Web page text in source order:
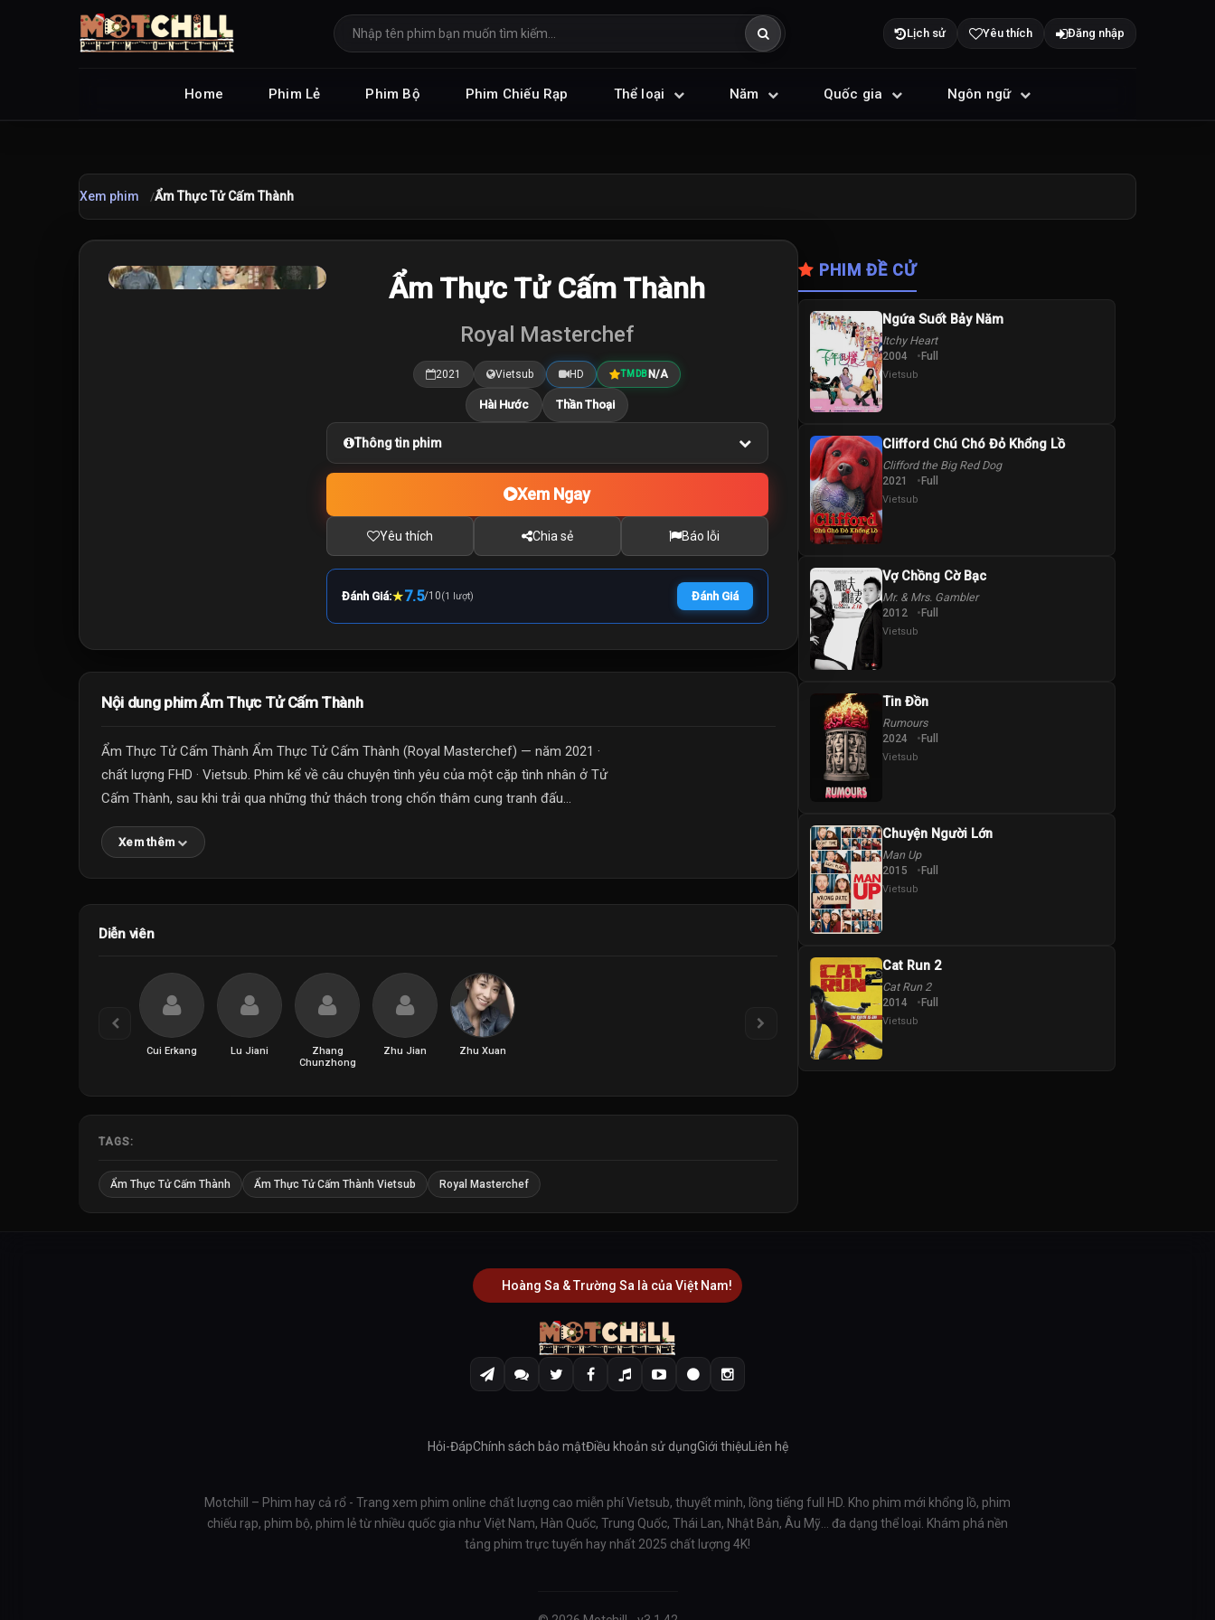
Lịch sử Yêu thích Đăng nhập
Home Phim Lẻ Phim Bộ Phim Chiếu Rạp Thể loại Năm Quốc gia Ngôn ngữ
Xem phim Ẩm Thực Tử Cấm Thành
★7.5 /10 Ẩm Thực Tử Cấm Thành
Royal Masterchef
2021 Vietsub HD TMDB N/A
Hài Hước Thần Thoại
Thông tin phim
Xem Ngay
Yêu thích Chia sẻ Báo lỗi
Đánh Giá:★7.5/10(1 lượt) Đánh Giá
Nội dung phim Ẩm Thực Tử Cấm Thành
Ẩm Thực Tử Cấm Thành Ẩm Thực Tử Cấm Thành (Royal Masterchef) — năm 2021 ·
chất lượng FHD · Vietsub. Phim kể về câu chuyện tình yêu của một cặp tình nhân ở Tử
Cấm Thành, sau khi trải qua những thử thách trong chốn thâm cung tranh đấu...
Xem thêm
Diễn viên
Cui Erkang Lu Jiani
Zhang
Chunzhong
Zhu Jian Zhu Xuan
TAGS:
Ẩm Thực Tử Cấm Thành Ẩm Thực Tử Cấm Thành Vietsub Royal Masterchef
PHIM ĐỀ CỬ
Ngứa Suốt Bảy Năm
Itchy Heart
2004 Full
Vietsub
Clifford Chú Chó Đỏ Khổng Lồ
Clifford the Big Red Dog
2021 Full
Vietsub
Vợ Chồng Cờ Bạc
Mr. & Mrs. Gambler
2012 Full
Vietsub
Tin Đồn
Rumours
2024 Full
Vietsub
Chuyện Người Lớn
Man Up
2015 Full
Vietsub
Cat Run 2
Cat Run 2
2014 Full
Vietsub
Hoàng Sa & Trường Sa là của Việt Nam!
Hỏi-ĐápChính sách bảo mậtĐiều khoản sử dụngGiới thiệuLiên hệ
Motchill – Phim hay cả rổ - Trang xem phim online chất lượng cao miễn phí Vietsub, thuyết minh, lồng tiếng full HD. Kho phim mới khổng lồ, phim
chiếu rạp, phim bộ, phim lẻ từ nhiều quốc gia như Việt Nam, Hàn Quốc, Trung Quốc, Thái Lan, Nhật Bản, Âu Mỹ… đa dạng thể loại. Khám phá nền
tảng phim trực tuyến hay nhất 2025 chất lượng 4K!